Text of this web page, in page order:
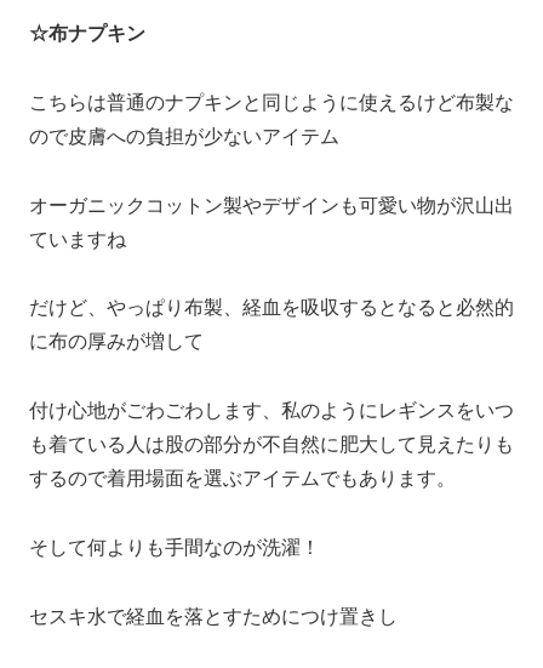
☆布ナプキン
こちらは普通のナプキンと同じように使えるけど布製な
ので皮膚への負担が少ないアイテム
オーガニックコットン製やデザインも可愛い物が沢山出
ていますね
だけど、やっぱり布製、経血を吸収するとなると必然的
に布の厚みが増して
付け心地がごわごわします、私のようにレギンスをいつ
も着ている人は股の部分が不自然に肥大して見えたりも
するので着用場面を選ぶアイテムでもあります。
そして何よりも手間なのが洗濯！
セスキ水で経血を落とすためにつけ置きし